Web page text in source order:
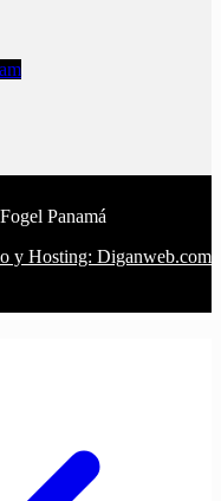
Panamá
y Hosting: Diganweb.com